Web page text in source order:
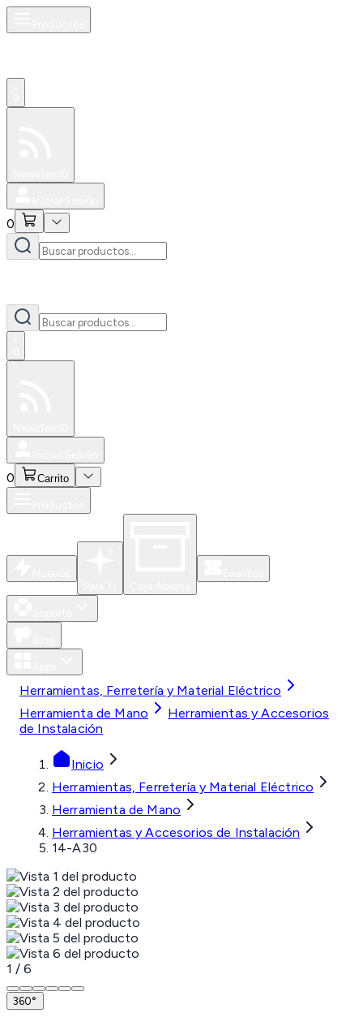
0
0 Carrito
Herramientas, Ferretería y Material Eléctrico
Herramienta de Mano
Herramientas y Accesorios
de Instalación
Inicio
Herramientas, Ferretería y Material Eléctrico
Herramienta de Mano
Herramientas y Accesorios de Instalación
14-A30
1 / 6
360°